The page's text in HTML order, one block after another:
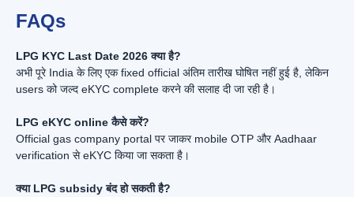
FAQs
LPG KYC Last Date 2026 क्या है?
अभी पूरे India के लिए एक fixed official अंतिम तारीख घोषित नहीं हुई है, लेकिन
users को जल्द eKYC complete करने की सलाह दी जा रही है।
LPG eKYC online कैसे करें?
Official gas company portal पर जाकर mobile OTP और Aadhaar
verification से eKYC किया जा सकता है।
क्या LPG subsidy बंद हो सकती है?